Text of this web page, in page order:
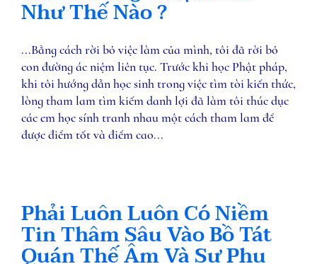
Như Thế Nào ?
...Bằng cách rời bỏ việc làm của mình, tôi đã rời bỏ
con đường ác niệm liên tục. Trước khi học Phật pháp,
khi tôi hướng dẫn học sinh trong việc tìm tòi kiến thức,
lòng tham lam tìm kiếm danh lợi đã làm tôi thúc dục
các em học sính tranh nhau một cách tham lam để
được điểm tốt và điểm cao...
Phải Luôn Luôn Có Niềm
Tin Thâm Sâu Vào Bồ Tát
Quán Thế Âm Và Sư Phụ